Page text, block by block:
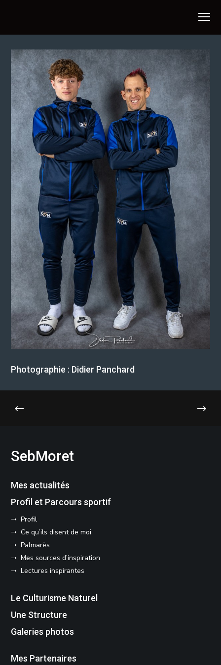
Photographie : Didier Panchard
SebMoret
Mes actualités
Profil et Parcours sportif
➝ Profil
➝ Ce qu’ils disent de moi
➝ Palmarès
➝ Mes sources d’inspiration
➝ Lectures inspirantes
Le Culturisme Naturel
Une Structure
Galeries photos
Mes Partenaires